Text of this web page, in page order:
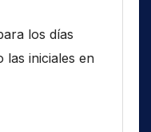
los días
las iniciales en